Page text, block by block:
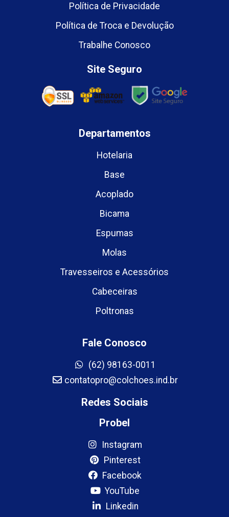
Política de Privacidade
Política de Troca e Devolução
Trabalhe Conosco
Site Seguro
Departamentos
Hotelaria
Base
Acoplado
Bicama
Espumas
Molas
Travesseiros e Acessórios
Cabeceiras
Poltronas
Fale Conosco
(62) 98163-0011
contatopro@colchoes.ind.br
Redes Sociais
Probel
Instagram
Pinterest
Facebook
YouTube
Linkedin